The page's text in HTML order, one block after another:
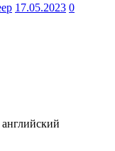
17.05.2023 0